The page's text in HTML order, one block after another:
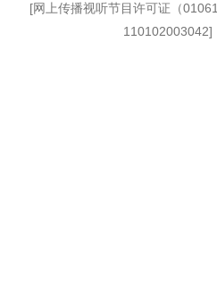
[网上传播视听节目许可证（